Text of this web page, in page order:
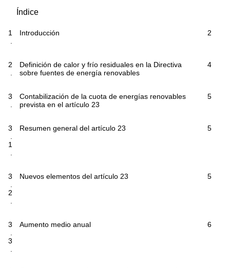
Índice
1
.
Introducción 2
2
.
Definición de calor y frío residuales en la Directiva
sobre fuentes de energía renovables
4
3
.
Contabilización de la cuota de energías renovables
prevista en el artículo 23
5
3
.
1
.
Resumen general del artículo 23 5
3
.
2
.
Nuevos elementos del artículo 23 5
3
.
3
.
Aumento medio anual 6